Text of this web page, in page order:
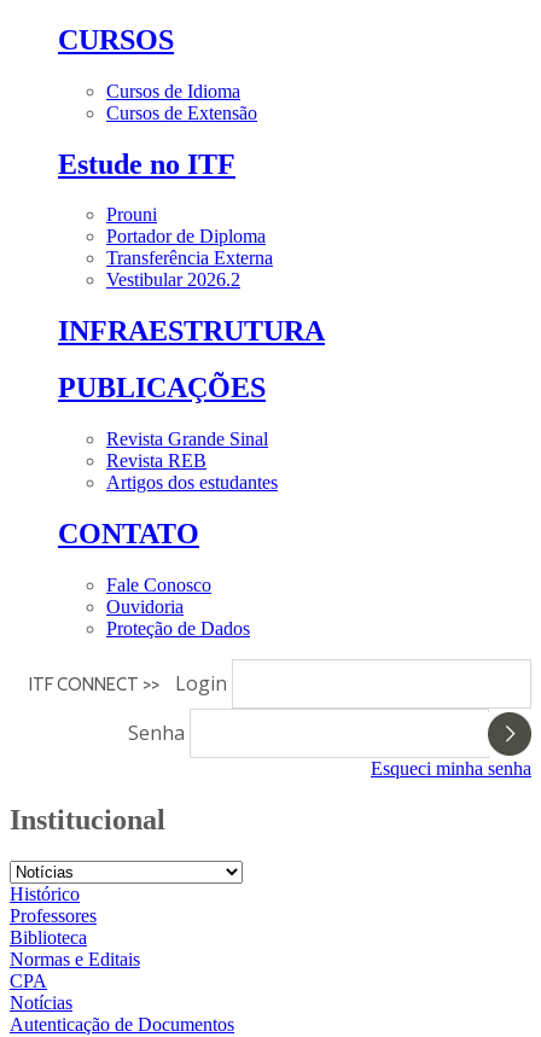
CURSOS
Cursos de Idioma
Cursos de Extensão
Estude no ITF
Prouni
Portador de Diploma
Transferência Externa
Vestibular 2026.2
INFRAESTRUTURA
PUBLICAÇÕES
Revista Grande Sinal
Revista REB
Artigos dos estudantes
CONTATO
Fale Conosco
Ouvidoria
Proteção de Dados
ITF CONNECT >>
Login
Senha
Esqueci minha senha
Institucional
Histórico
Professores
Biblioteca
Normas e Editais
CPA
Notícias
Autenticação de Documentos